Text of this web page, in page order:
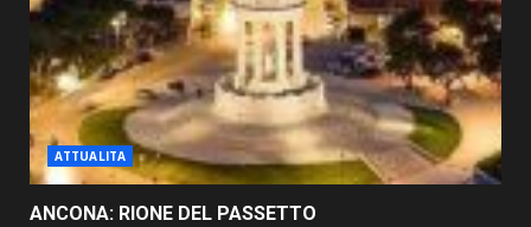
ATTUALITA
ANCONA: RIONE DEL PASSETTO